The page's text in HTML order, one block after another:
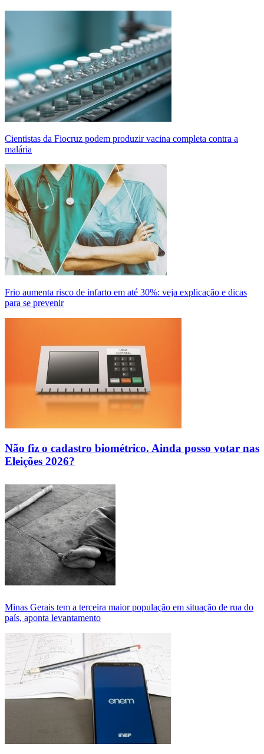
Cientistas da Fiocruz podem produzir vacina completa contra a
malária
Frio aumenta risco de infarto em até 30%: veja explicação e dicas
para se prevenir
Não fiz o cadastro biométrico. Ainda posso votar nas
Eleições 2026?
Minas Gerais tem a terceira maior população em situação de rua do
país, aponta levantamento